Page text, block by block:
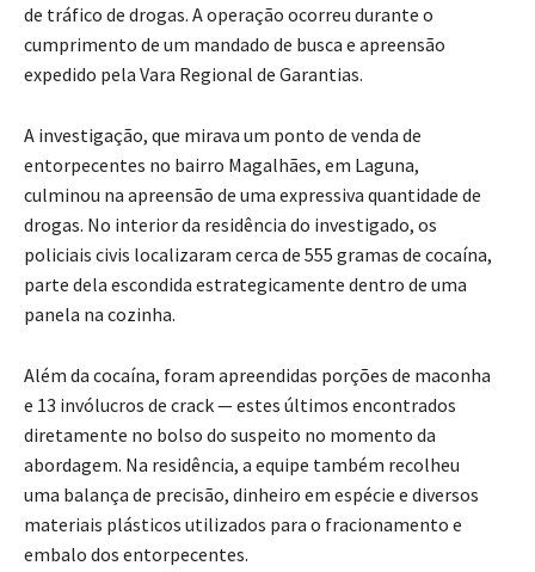
de tráfico de drogas. A operação ocorreu durante o
cumprimento de um mandado de busca e apreensão
expedido pela Vara Regional de Garantias.
A investigação, que mirava um ponto de venda de
entorpecentes no bairro Magalhães, em Laguna,
culminou na apreensão de uma expressiva quantidade de
drogas. No interior da residência do investigado, os
policiais civis localizaram cerca de 555 gramas de cocaína,
parte dela escondida estrategicamente dentro de uma
panela na cozinha.
Além da cocaína, foram apreendidas porções de maconha
e 13 invólucros de crack — estes últimos encontrados
diretamente no bolso do suspeito no momento da
abordagem. Na residência, a equipe também recolheu
uma balança de precisão, dinheiro em espécie e diversos
materiais plásticos utilizados para o fracionamento e
embalo dos entorpecentes.